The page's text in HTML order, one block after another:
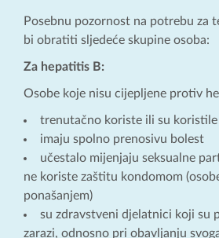
Posebnu pozornost na potrebu za
bi obratiti sljedeće skupine osoba:
Za hepatitis B:
Osobe koje nisu cijepljene protiv
trenutačno koriste ili su
imaju spolno prenosivu bolest
učestalo mijenjaju seksualne
ne koriste zaštitu kondomom
ponašanjem)
su zdravstveni djelatnici koji su
zarazi, odnosno pri obavljanju